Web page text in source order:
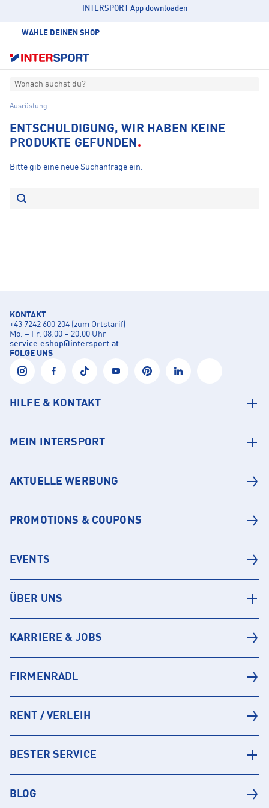
INTERSPORT App downloaden
WÄHLE DEINEN SHOP
Wonach suchst du?
Ausrüstung
ENTSCHULDIGUNG, WIR HABEN KEINE
PRODUKTE GEFUNDEN
Bitte gib eine neue Suchanfrage ein.
KONTAKT
+43 7242 600 204 (zum Ortstarif)
Mo. – Fr. 08:00 – 20:00 Uhr
service.eshop@intersport.at
FOLGE UNS
HILFE & KONTAKT
MEIN INTERSPORT
AKTUELLE WERBUNG
PROMOTIONS & COUPONS
EVENTS
ÜBER UNS
KARRIERE & JOBS
FIRMENRADL
RENT / VERLEIH
BESTER SERVICE
BLOG